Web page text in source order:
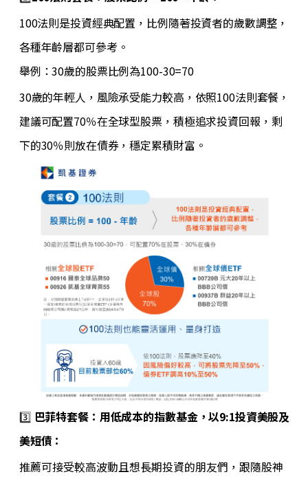
100法則是投資經典配置，比例隨著投資者的歲數調整，
各種年齡層都可參考。
舉例：30歲的股票比例為100-30=70
30歲的年輕人，風險承受能力較高，依照100法則套餐，
建議可配置70％在全球型股票，積極追求投資回報，剩
下的30％則放在債券，穩定累積財富。
3️⃣ 巴菲特套餐：用低成本的指數基金，以9:1投資美股及
美短債：
推薦可接受較高波動且想長期投資的朋友們，跟隨股神